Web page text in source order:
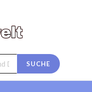
SUCHE